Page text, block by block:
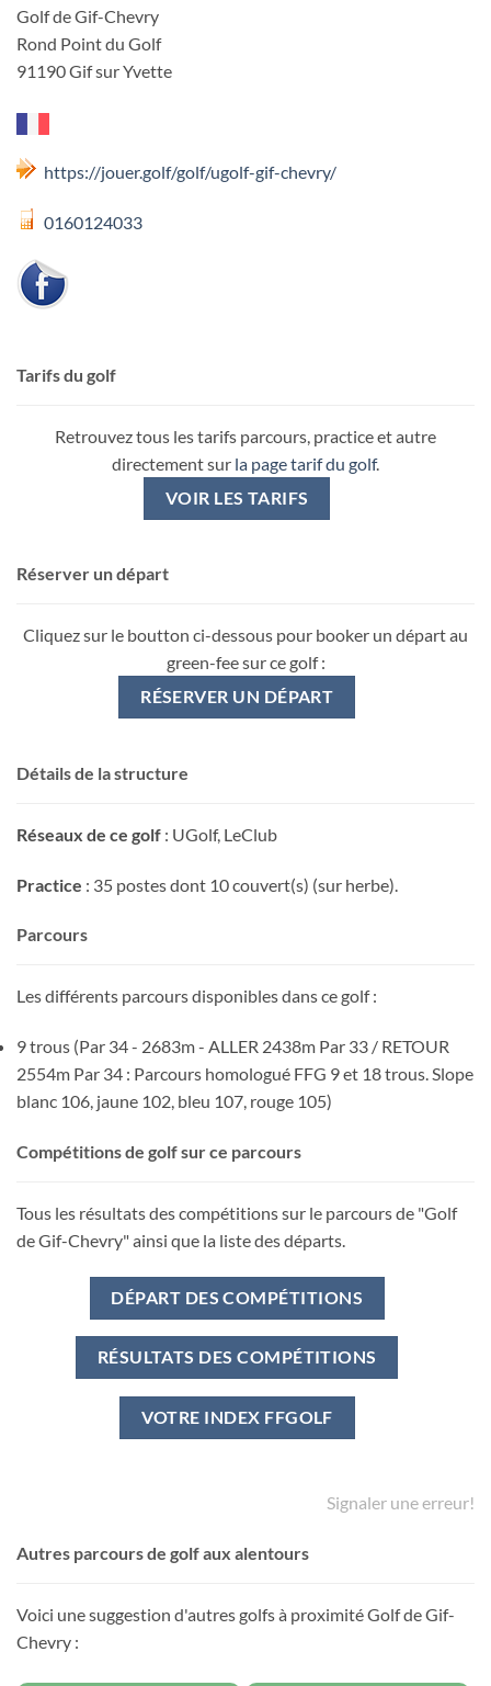
Golf de Gif-Chevry
Rond Point du Golf
91190 Gif sur Yvette
https://jouer.golf/golf/ugolf-gif-chevry/
0160124033
Tarifs du golf
Retrouvez tous les tarifs parcours, practice et autre
directement sur la page tarif du golf.
VOIR LES TARIFS
Réserver un départ
Cliquez sur le boutton ci-dessous pour booker un départ au
green-fee sur ce golf :
RÉSERVER UN DÉPART
Détails de la structure
Réseaux de ce golf : UGolf, LeClub
Practice : 35 postes dont 10 couvert(s) (sur herbe).
Parcours
Les différents parcours disponibles dans ce golf :
9 trous (Par 34 - 2683m - ALLER 2438m Par 33 / RETOUR
2554m Par 34 : Parcours homologué FFG 9 et 18 trous. Slope
blanc 106, jaune 102, bleu 107, rouge 105)
Compétitions de golf sur ce parcours
Tous les résultats des compétitions sur le parcours de "Golf
de Gif-Chevry" ainsi que la liste des départs.
DÉPART DES COMPÉTITIONS
RÉSULTATS DES COMPÉTITIONS
VOTRE INDEX FFGOLF
Signaler une erreur!
Autres parcours de golf aux alentours
Voici une suggestion d'autres golfs à proximité Golf de Gif-
Chevry :